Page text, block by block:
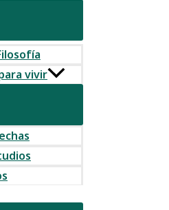
vivir